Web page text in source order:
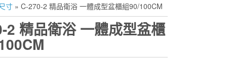
寸 » C-270-2 精品衛浴 一體成型盆櫃組90/100CM
2 精品衛浴 一體成型盆櫃